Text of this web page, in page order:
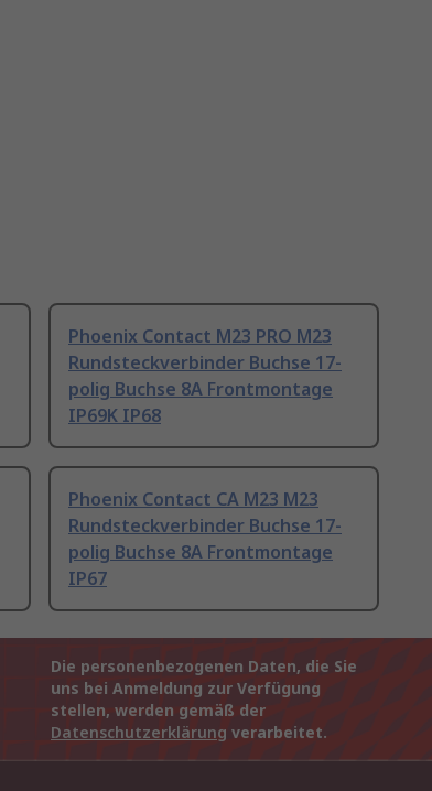
Phoenix Contact M23 PRO M23
Rundsteckverbinder Buchse 17-
polig Buchse 8A Frontmontage
IP69K IP68
Phoenix Contact CA M23 M23
Rundsteckverbinder Buchse 17-
polig Buchse 8A Frontmontage
IP67
Die personenbezogenen Daten, die Sie
uns bei Anmeldung zur Verfügung
stellen, werden gemäß der
Datenschutzerklärung verarbeitet.